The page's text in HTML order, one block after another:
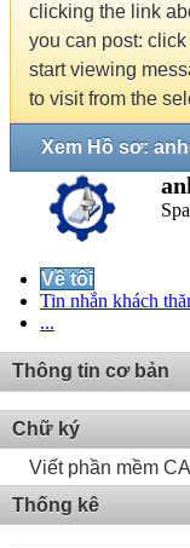
clicking the link
you can post:
start viewing
to visit from the
Xem Hồ sơ:
Về tôi
Tin nhắn khách
...
Thông tin cơ bản
Chữ ký
Viết phần mềm
Thống kê